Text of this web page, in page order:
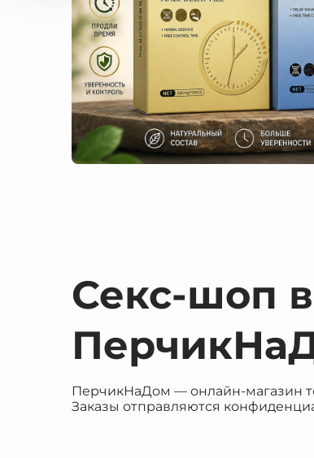
Секс-шоп
ПерчикНаДом — онлайн-магазин
Заказы отправляются